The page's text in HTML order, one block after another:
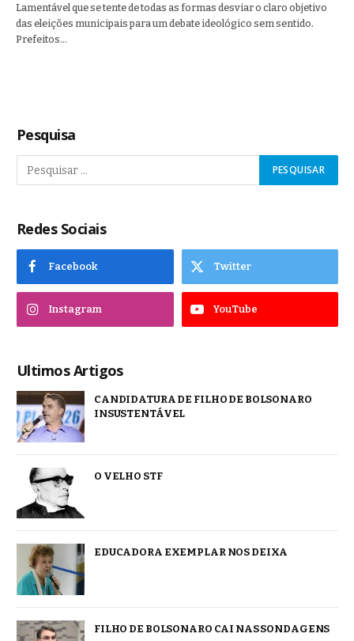
Lamentável que se tente de todas as formas desviar o claro objetivo
das eleições municipais para um debate ideológico sem sentido.
Prefeitos…
Pesquisa
Redes Sociais
Facebook Twitter
Instagram YouTube
Ultimos Artigos
CANDIDATURA DE FILHO DE BOLSONARO
INSUSTENTÁVEL
O VELHO STF
EDUCADORA EXEMPLAR NOS DEIXA
FILHO DE BOLSONARO CAI NAS SONDAGENS